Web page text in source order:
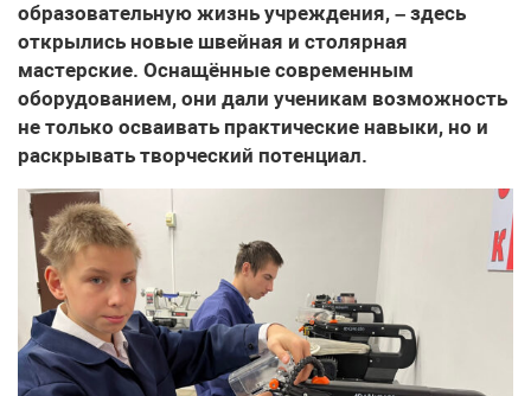
образовательную жизнь учреждения, – здесь
открылись новые швейная и столярная
мастерские. Оснащённые современным
оборудованием, они дали ученикам возможность
не только осваивать практические навыки, но и
раскрывать творческий потенциал.